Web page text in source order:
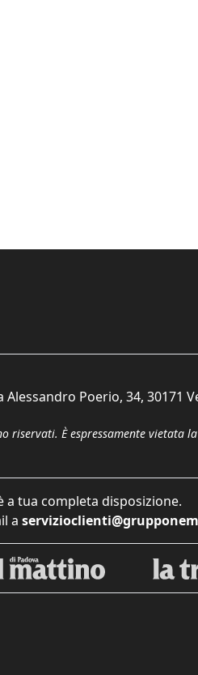
Poerio, 34, 30171
riservati. È espressamente vietata
a tua completa disposizione.
a